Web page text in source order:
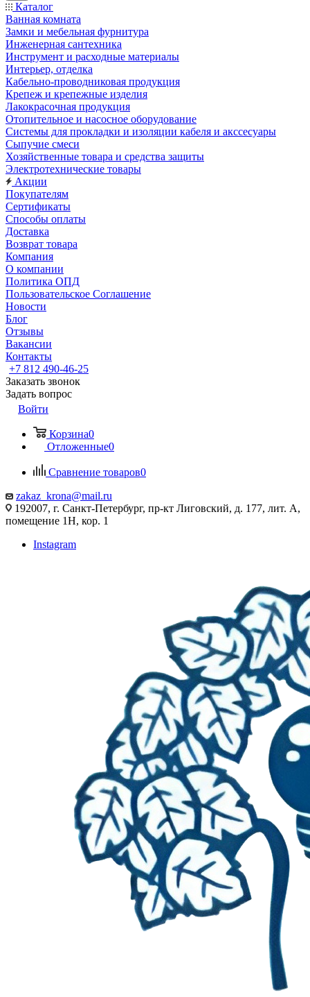
Каталог
Ванная комната
Замки и мебельная фурнитура
Инженерная сантехника
Инструмент и расходные материалы
Интерьер, отделка
Кабельно-проводниковая продукция
Крепеж и крепежные изделия
Лакокрасочная продукция
Отопительное и насосное оборудование
Системы для прокладки и изоляции кабеля и акссесуары
Сыпучие смеси
Хозяйственные товара и средства защиты
Электротехнические товары
Акции
Покупателям
Сертификаты
Способы оплаты
Доставка
Возврат товара
Компания
О компании
Политика ОПД
Пользовательское Соглашение
Новости
Блог
Отзывы
Вакансии
Контакты
+7 812 490-46-25
Заказать звонок
Задать вопрос
Войти
Корзина0
Отложенные0
Сравнение товаров0
zakaz_krona@mail.ru
192007, г. Санкт-Петербург, пр-кт Лиговский, д. 177, лит. А,
помещение 1Н, кор. 1
Instagram